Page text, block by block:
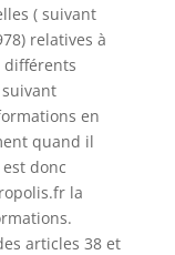
( suivant
relatives à
différents
en
quand il
donc
la
articles 38 et